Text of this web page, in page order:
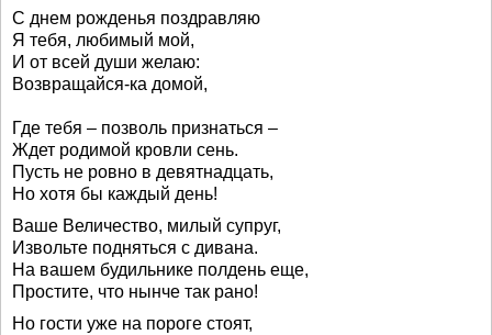
С днем рожденья поздравляю
Я тебя, любимый мой,
И от всей души желаю:
Возвращайся-ка домой,
Где тебя – позволь признаться –
Ждет родимой кровли сень.
Пусть не ровно в девятнадцать,
Но хотя бы каждый день!
Ваше Величество, милый супруг,
Извольте подняться с дивана.
На вашем будильнике полдень еще,
Простите, что нынче так рано!
Но гости уже на пороге стоят,